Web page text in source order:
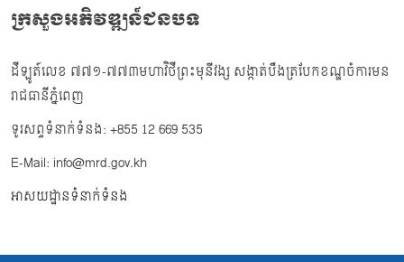
ក្រសួងអភិវឌ្ឍន៍ជនបទ
ដីឡូត៍លេខ ៧៧១-៧៧៣មហាវិថីព្រះមុនីវង្ស សង្កាត់បឹងត្របែកខណ្ឌចំការមន
រាជធានីភ្នំពេញ
ទូរសព្ទទំនាក់ទំនង: +855 12 669 535
E-Mail: info@mrd.gov.kh
អាសយដ្ឋានទំនាក់ទំនង